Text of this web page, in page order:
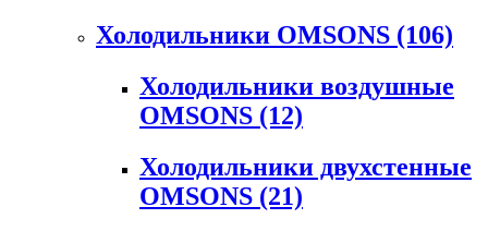
Холодильники OMSONS (106)
Холодильники воздушные
OMSONS (12)
Холодильники двухстенные
OMSONS (21)